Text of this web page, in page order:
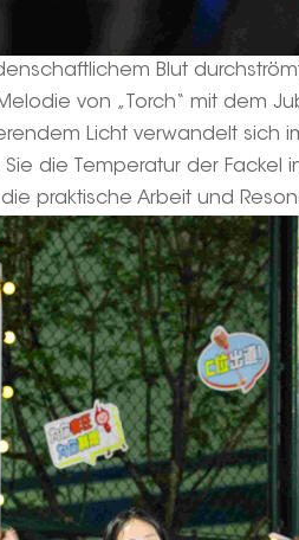
Blut
von „Torch“ mit dem
Licht verwandelt sich
Sie die Temperatur der Fackel
praktische Arbeit und